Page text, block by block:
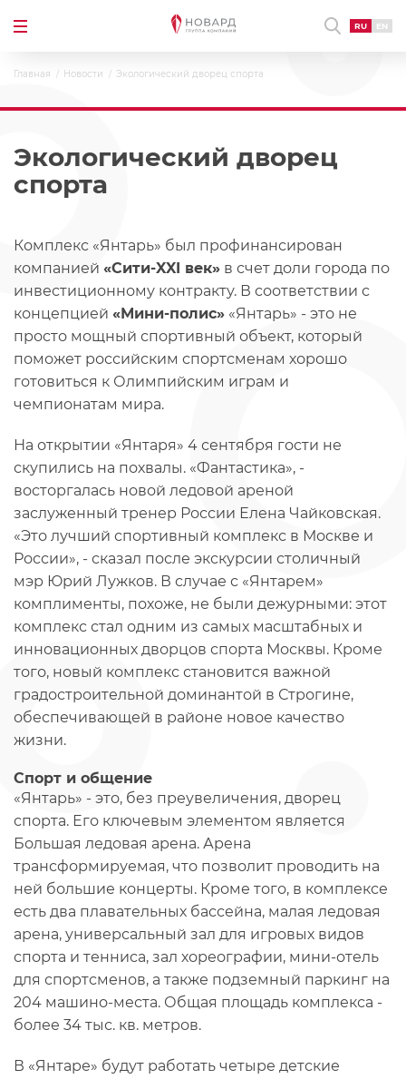
RU EN
Главная Новости Экологический дворец спорта
Экологический дворец
спорта
Комплекс «Янтарь» был профинансирован
компанией «Сити-XXI век» в счет доли города по
инвестиционному контракту. В соответствии с
концепцией «Мини-полис» «Янтарь» - это не
просто мощный спортивный объект, который
поможет российским спортсменам хорошо
готовиться к Олимпийским играм и
чемпионатам мира.
На открытии «Янтаря» 4 сентября гости не
скупились на похвалы. «Фантастика», -
восторгалась новой ледовой ареной
заслуженный тренер России Елена Чайковская.
«Это лучший спортивный комплекс в Москве и
России», - сказал после экскурсии столичный
мэр Юрий Лужков. В случае с «Янтарем»
комплименты, похоже, не были дежурными: этот
комплекс стал одним из самых масштабных и
инновационных дворцов спорта Москвы. Кроме
того, новый комплекс становится важной
градостроительной доминантой в Строгине,
обеспечивающей в районе новое качество
жизни.
Спорт и общение
«Янтарь» - это, без преувеличения, дворец
спорта. Его ключевым элементом является
Большая ледовая арена. Арена
трансформируемая, что позволит проводить на
ней большие концерты. Кроме того, в комплексе
есть два плавательных бассейна, малая ледовая
арена, универсальный зал для игровых видов
спорта и тенниса, зал хореографии, мини-отель
для спортсменов, а также подземный паркинг на
204 машино-места. Общая площадь комплекса -
более 34 тыс. кв. метров.
В «Янтаре» будут работать четыре детские